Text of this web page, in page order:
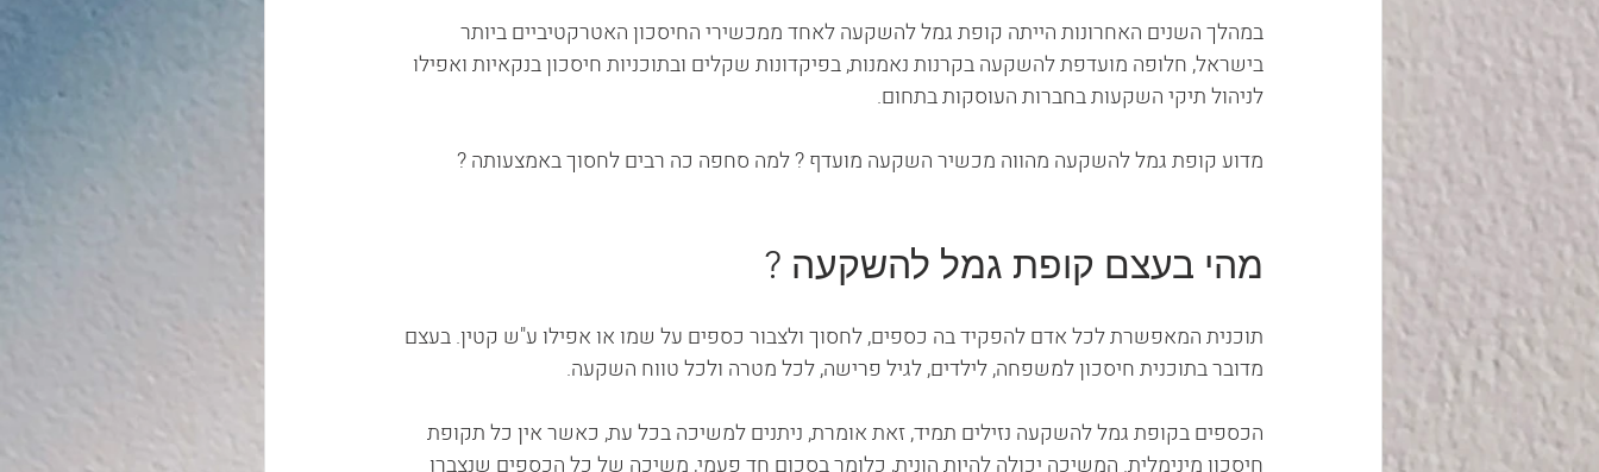
במהלך השנים האחרונות הייתה קופת גמל להשקעה לאחד ממכשירי החיסכון האטרקטיביים ביותר
בישראל, חלופה מועדפת להשקעה בקרנות נאמנות, בפיקדונות שקלים ובתוכניות חיסכון בנקאיות ואפילו
לניהול תיקי השקעות בחברות העוסקות בתחום.
מדוע קופת גמל להשקעה מהווה מכשיר השקעה מועדף ? למה סחפה כה רבים לחסוך באמצעותה ?
מהי בעצם קופת גמל להשקעה ?
תוכנית המאפשרת לכל אדם להפקיד בה כספים, לחסוך ולצבור כספים על שמו או אפילו ע"ש קטין. בעצם
מדובר בתוכנית חיסכון למשפחה, לילדים, לגיל פרישה, לכל מטרה ולכל טווח השקעה.
הכספים בקופת גמל להשקעה נזילים תמיד, זאת אומרת, ניתנים למשיכה בכל עת, כאשר אין כל תקופת
חיסכון מינימלית. המשיכה יכולה להיות הונית, כלומר בסכום חד פעמי, משיכה של כל הכספים שנצברו